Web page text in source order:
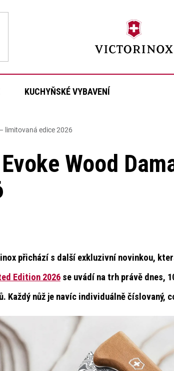
KUCHYŇSKÉ VYBAVENÍ
limitovaná edice 2026
Wood
přichází s další exkluzivní novinkou,
Edition 2026se uvádí na trh právě dnes,
. Každý nůž je navíc individuálně číslovaný,